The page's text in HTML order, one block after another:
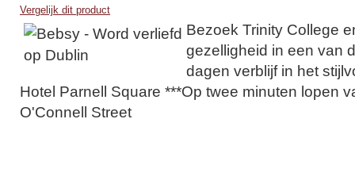
Vergelijk dit product
Bezoek Trinity College
gezelligheid in een van
dagen verblijf in het
Hotel Parnell Square ***Op twee minuten lopen
O'Connell Street